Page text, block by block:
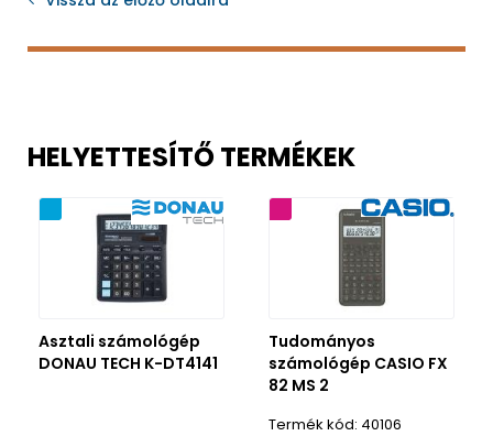
HELYETTESÍTŐ TERMÉKEK
Asztali számológép
DONAU TECH K-DT4141
3 év garancia
Tudományos
számológép CASIO FX
82 MS 2
40106